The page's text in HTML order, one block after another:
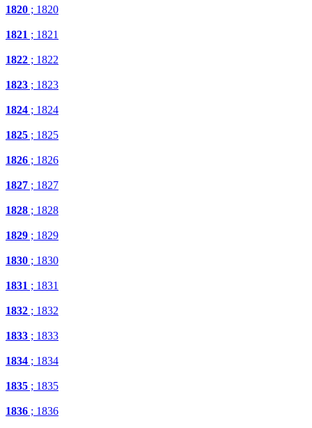
1820 ; 1820
1821 ; 1821
1822 ; 1822
1823 ; 1823
1824 ; 1824
1825 ; 1825
1826 ; 1826
1827 ; 1827
1828 ; 1828
1829 ; 1829
1830 ; 1830
1831 ; 1831
1832 ; 1832
1833 ; 1833
1834 ; 1834
1835 ; 1835
1836 ; 1836